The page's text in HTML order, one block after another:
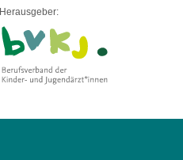
Herausgeber: